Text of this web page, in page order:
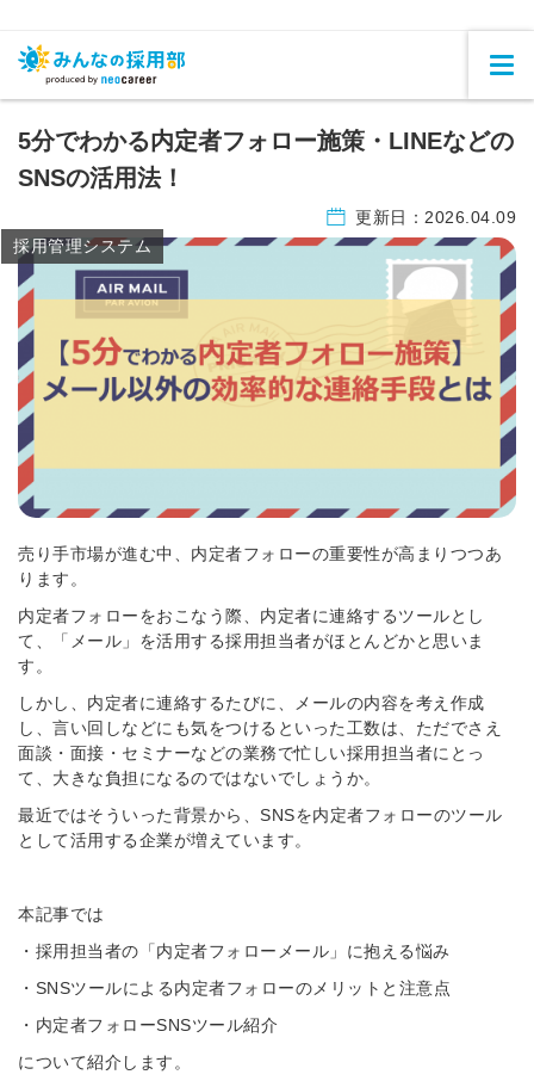
5分でわかる内定者フォロー施策・LINEなどの
SNSの活用法！
更新日： 2026.04.09
採用管理システム
売り手市場が進む中、内定者フォローの重要性が高まりつつあ
ります。
内定者フォローをおこなう際、内定者に連絡するツールとし
て、「メール」を活用する採用担当者がほとんどかと思いま
す。
しかし、内定者に連絡するたびに、メールの内容を考え作成
し、言い回しなどにも気をつけるといった工数は、ただでさえ
面談・面接・セミナーなどの業務で忙しい採用担当者にとっ
て、大きな負担になるのではないでしょうか。
最近ではそういった背景から、SNSを内定者フォローのツール
として活用する企業が増えています。
本記事では
・採用担当者の「内定者フォローメール」に抱える悩み
・SNSツールによる内定者フォローのメリットと注意点
・内定者フォローSNSツール紹介
について紹介します。